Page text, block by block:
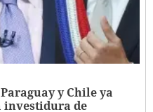
y Chile ya
investidura de